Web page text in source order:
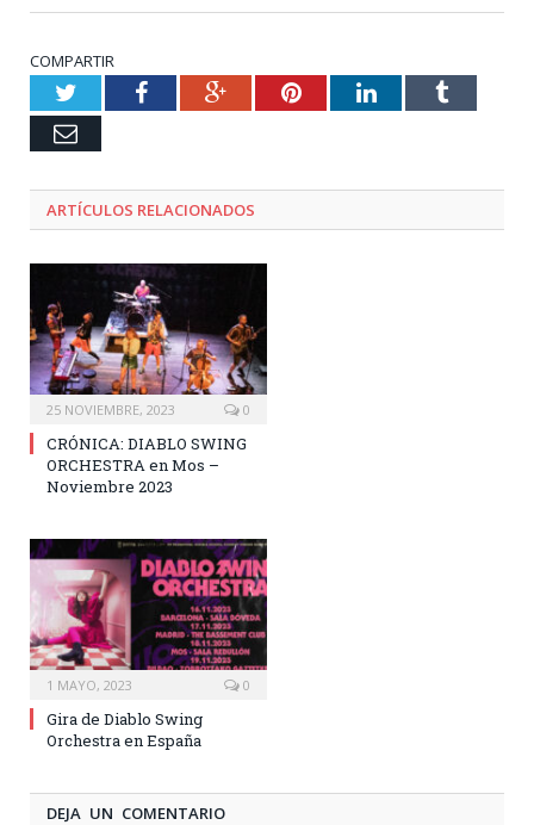
COMPARTIR
TwitterFacebookGoogle+PinterestLinkedInTumblr
Email
ARTÍCULOS RELACIONADOS
25 NOVIEMBRE, 2023 0
CRÓNICA: DIABLO SWING
ORCHESTRA en Mos –
Noviembre 2023
1 MAYO, 2023 0
Gira de Diablo Swing
Orchestra en España
DEJA UN COMENTARIO